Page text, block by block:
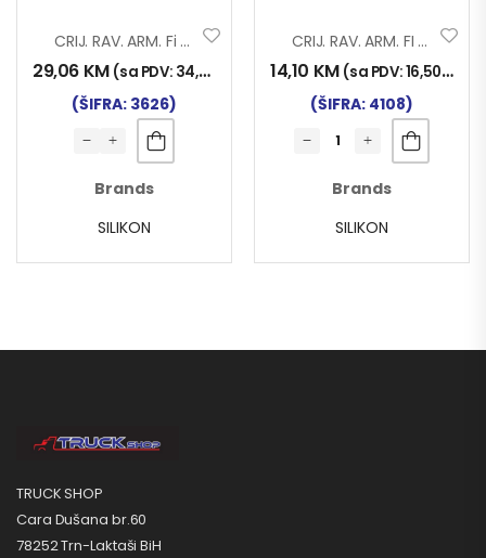
CRIJ. RAV. ARM. Fi 45×1000 SILIKON
29,06 KM (sa PDV: 34,00
(ŠIFRA: 3626)
Brands
SILIKON
CRIJ. RAV. ARM. FI 16X1000 SILIKON
14,10 KM (sa PDV:16,50KM
(ŠIFRA: 4108)
Brands
SILIKON
TRUCK SHOP
Cara Dušana br.60
78252 Trn-Laktaši BiH